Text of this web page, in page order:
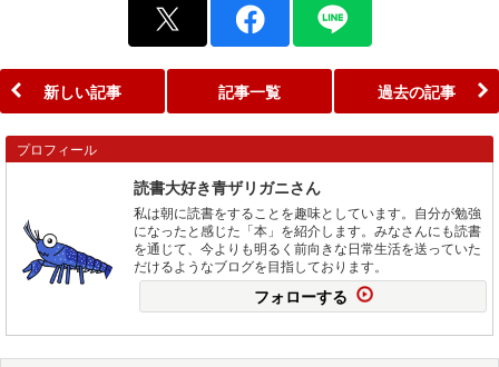
新しい記事 記事一覧 過去の記事
プロフィール
読書大好き青ザリガニさん
私は朝に読書をすることを趣味としています。自分が勉強
になったと感じた「本」を紹介します。みなさんにも読書
を通じて、今よりも明るく前向きな日常生活を送っていた
だけるようなブログを目指しております。
フォローする